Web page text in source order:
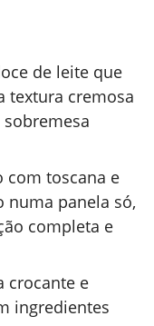
de leite que
textura cremosa
com toscana e
numa panela só,
completa e
crocante e
ingredientes